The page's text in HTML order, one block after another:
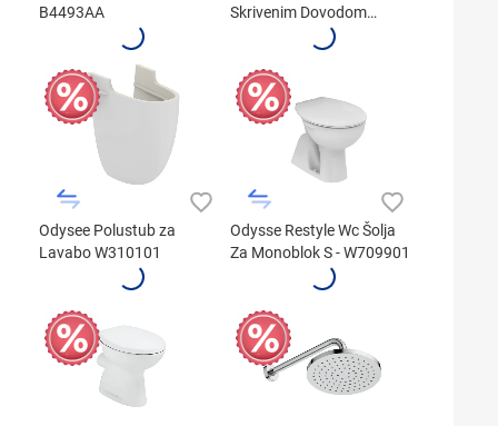
B4493AA
Skrivenim Dovodom
Odysee Polustub za
Lavabo W310101
Odysse Restyle Wc Šolja
Za Monoblok S - W709901